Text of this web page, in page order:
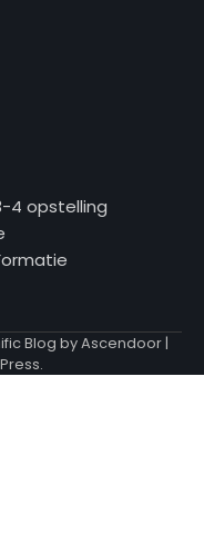
4 opstelling
Blog byAscendoor|
.